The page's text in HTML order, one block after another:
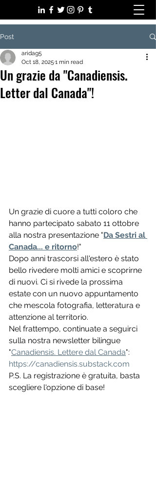
Post
Un grazie da "Canadiensis.
Letter dal Canada"!
aridag5
Oct 18, 2025 1 min read
Un grazie di cuore a tutti coloro che
hanno partecipato sabato 11 ottobre
alla nostra presentazione "Da Sestri al
Canada... e ritorno!"
Dopo anni trascorsi all'estero è stato
bello rivedere molti amici e scoprirne
di nuovi. Ci si rivede la prossima
estate con un nuovo appuntamento
che mescola fotografia, letteratura e
attenzione al territorio.
Nel frattempo, continuate a seguirci
sulla nostra newsletter bilingue
"Canadiensis. Lettere dal Canada":
https://canadiensis.substack.com
P.S. La registrazione è gratuita, basta
scegliere l'opzione di base!